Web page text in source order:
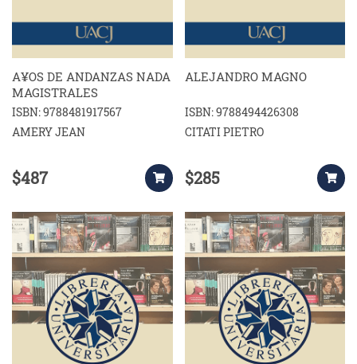
A¥OS DE ANDANZAS NADA
MAGISTRALES
ISBN: 9788481917567
AMERY JEAN
$487
ALEJANDRO MAGNO
ISBN: 9788494426308
CITATI PIETRO
$285